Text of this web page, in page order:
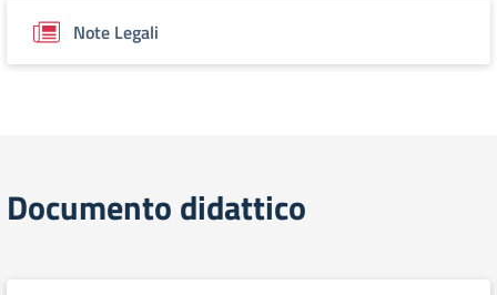
Note Legali
Documento didattico